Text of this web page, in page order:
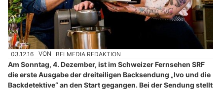
03.12.16 VON BELMEDIA REDAKTION
Am Sonntag, 4. Dezember, ist im Schweizer Fernsehen SRF
die erste Ausgabe der dreiteiligen Backsendung „Ivo und die
Backdetektive“ an den Start gegangen. Bei der Sendung stellt